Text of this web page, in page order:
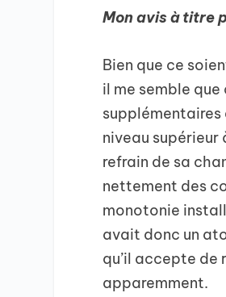
Mon avis à titre
Bien que ce
il me semble
supplémentaires
niveau supérieur
refrain de sa
nettement des
monotonie
avait donc un
qu’il accepte de
apparemment.